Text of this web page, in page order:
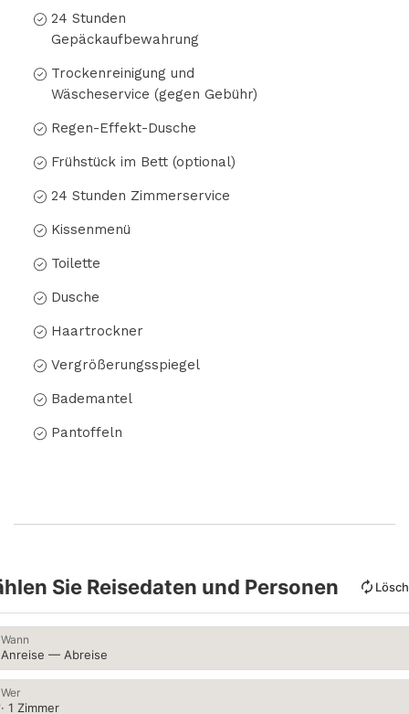
24 Stunden
Gepäckaufbewahrung
Trockenreinigung und
Wäscheservice (gegen Gebühr)
Regen-Effekt-Dusche
Frühstück im Bett (optional)
24 Stunden Zimmerservice
Kissenmenü
Toilette
Dusche
Haartrockner
Vergrößerungsspiegel
Bademantel
Pantoffeln
Sie Reisedaten und Personen
Wann
Anreise — Abreise
Wer
· 1 Zimmer